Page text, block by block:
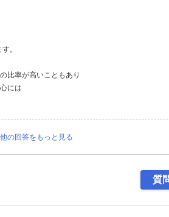
。
比率が高いこともあり
には
の回答をもっと見る
質